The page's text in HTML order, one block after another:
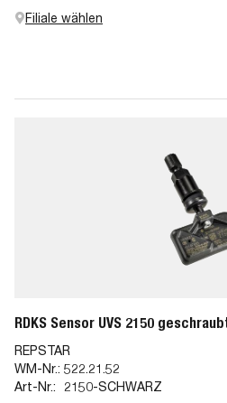
Filiale wählen
RDKS Sensor UVS 2150
REPSTAR
WM-Nr.: 522.21.52
Art-Nr.:
2150-SCHWARZ